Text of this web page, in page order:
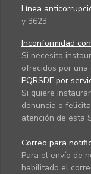
Línea
y 3623
Inconformidad
Si necesita
ofrecidos por una
PQRSDF por
Si quiere
denuncia o
atención de esta
Correo para
Para el envío de
habilitado el